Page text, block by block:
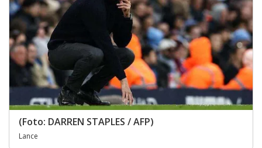
(Foto: DARREN STAPLES / AFP)
Lance